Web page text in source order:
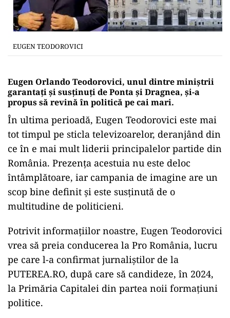
EUGEN TEODOROVICI
Eugen Orlando Teodorovici, unul dintre miniștrii
garantați și susținuți de Ponta și Dragnea, și-a
propus să revină în politică pe cai mari.
În ultima perioadă, Eugen Teodorovici este mai
tot timpul pe sticla televizoarelor, deranjând din
ce în e mai mult liderii principalelor partide din
România. Prezența acestuia nu este deloc
întâmplătoare, iar campania de imagine are un
scop bine definit și este susținută de o
multitudine de politicieni.
Potrivit informațiilor noastre, Eugen Teodorovici
vrea să preia conducerea la Pro România, lucru
pe care l-a confirmat jurnaliștilor de la
PUTEREA.RO, după care să candideze, în 2024,
la Primăria Capitalei din partea noii formațiuni
politice.